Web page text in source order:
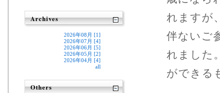
れますが
伴ないご
れました
ができる
Archives
2026年08月 [1]
2026年07月 [4]
2026年06月 [5]
2026年05月 [2]
2026年04月 [4]
all
Others